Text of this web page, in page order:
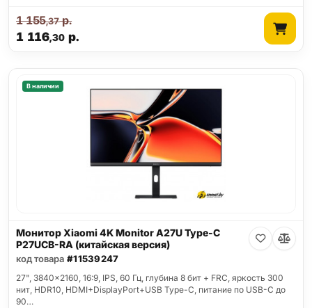
1 116,30 р.
1 155,37р.
В наличии
Монитор Xiaomi 4K Monitor A27U Type-C
P27UCB-RA (китайская версия)
код товара #11539247
27", 3840x2160, 16:9, IPS, 60 Гц, глубина 8 бит + FRC, яркость 300
нит, HDR10, HDMI+DisplayPort+USB Type-C, питание по USB-C до
90…